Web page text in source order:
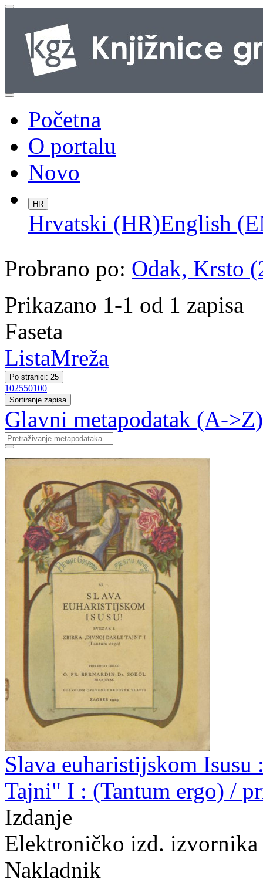
Početna
O portalu
Novo
HR
Hrvatski (HR)English
Probrano po: Odak, Krsto
Prikazano 1-1 od 1 zapisa
Faseta
ListaMreža
Po stranici: 25
102550100
Sortiranje zapisa
Glavni metapodatak (A->Z)
Slava euharistijskom
Tajni" I : (Tantum ergo) /
Izdanje
Elektroničko izd.
Nakladnik